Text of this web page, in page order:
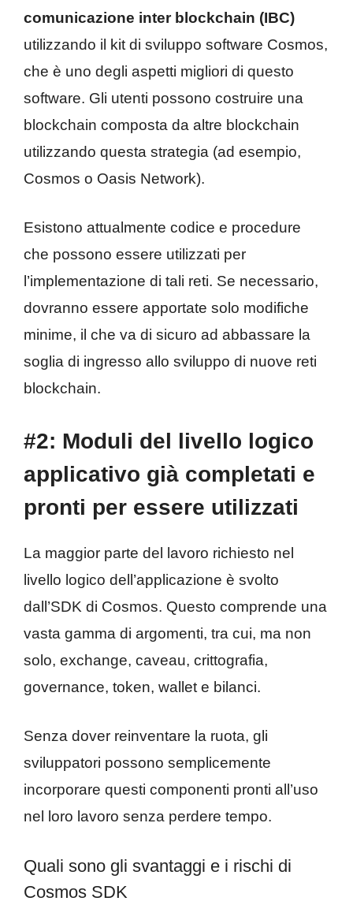
comunicazione inter blockchain (IBC)
utilizzando il kit di sviluppo software Cosmos,
che è uno degli aspetti migliori di questo
software. Gli utenti possono costruire una
blockchain composta da altre blockchain
utilizzando questa strategia (ad esempio,
Cosmos o Oasis Network).
Esistono attualmente codice e procedure
che possono essere utilizzati per
l’implementazione di tali reti. Se necessario,
dovranno essere apportate solo modifiche
minime, il che va di sicuro ad abbassare la
soglia di ingresso allo sviluppo di nuove reti
blockchain.
#2: Moduli del livello logico
applicativo già completati e
pronti per essere utilizzati
La maggior parte del lavoro richiesto nel
livello logico dell’applicazione è svolto
dall’SDK di Cosmos. Questo comprende una
vasta gamma di argomenti, tra cui, ma non
solo, exchange, caveau, crittografia,
governance, token, wallet e bilanci.
Senza dover reinventare la ruota, gli
sviluppatori possono semplicemente
incorporare questi componenti pronti all’uso
nel loro lavoro senza perdere tempo.
Quali sono gli svantaggi e i rischi di
Cosmos SDK